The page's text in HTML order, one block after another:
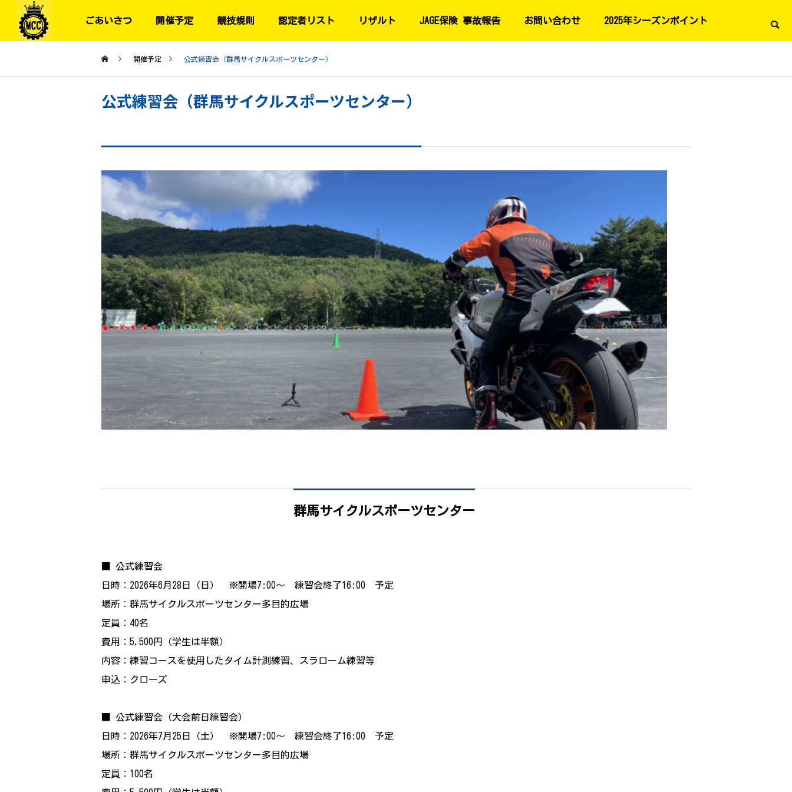
ごあいさつ 開催予定 競技規則 認定者リスト リザルト JAGE保険 事故報告 お問い合わせ 2025年シーズンポイント
開催予定 公式練習会（群馬サイクルスポーツセンター）
公式練習会（群馬サイクルスポーツセンター）
群馬サイクルスポーツセンター
■ 公式練習会
日時：2026年6月28日（日） ※開場7:00～ 練習会終了16:00 予定
場所：群馬サイクルスポーツセンター多目的広場
定員：40名
費用：5,500円（学生は半額）
内容：練習コースを使用したタイム計測練習、スラローム練習等
申込：クローズ
■ 公式練習会（大会前日練習会）
日時：2026年7月25日（土） ※開場7:00～ 練習会終了16:00 予定
場所：群馬サイクルスポーツセンター多目的広場
定員：100名